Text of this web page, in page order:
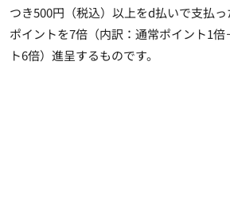
つき500円（税込）以上をd払いで支払
ポイントを7倍（内訳：通常ポイント1
ト6倍）進呈するものです。